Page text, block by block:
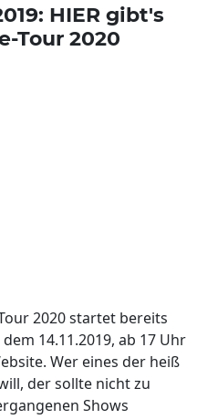
HIER gibt's
Tour 2020
2020 startet bereits
14.11.2019, ab 17 Uhr
Wer eines der heiß
der sollte nicht zu
Shows